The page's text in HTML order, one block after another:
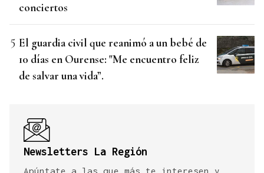
conciertos
El guardia civil que reanimó a un bebé de
10 días en Ourense: "Me encuentro feliz
de salvar una vida”.
Newsletters La Región
Apúntate a las que más te interesen y